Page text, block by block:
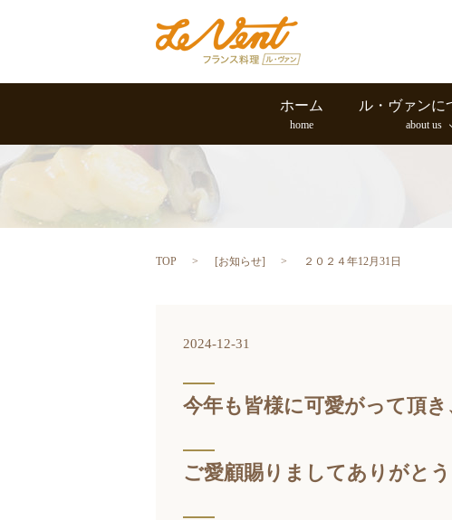
ホーム
home
ル・ヴァンに
about us
TOP [お知らせ] ２０２４年12月31日
2024-12-31
今年も皆様に可愛がって頂き
ご愛顧賜りましてありがと